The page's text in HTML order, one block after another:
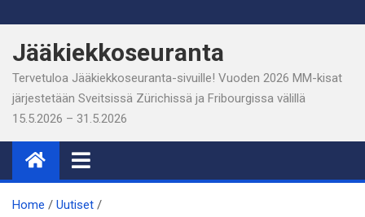
to
content
Jääkiekkoseuranta
Tervetuloa Jääkiekkoseuranta-sivuille! Vuoden 2026 MM-kisat
järjestetään Sveitsissä Zürichissä ja Fribourgissa välillä
15.5.2026 – 31.5.2026
Home
Uutiset